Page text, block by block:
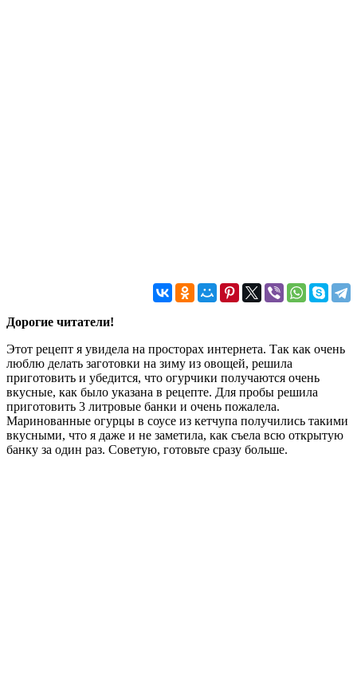
Дорогие читатели!
Этот рецепт я увидела на просторах интернета. Так как очень
люблю делать заготовки на зиму из овощей, решила
приготовить и убедится, что огурчики получаются очень
вкусные, как было указана в рецепте. Для пробы решила
приготовить 3 литровые банки и очень пожалела.
Маринованные огурцы в соусе из кетчупа получились такими
вкусными, что я даже и не заметила, как съела всю открытую
банку за один раз. Советую, готовьте сразу больше.